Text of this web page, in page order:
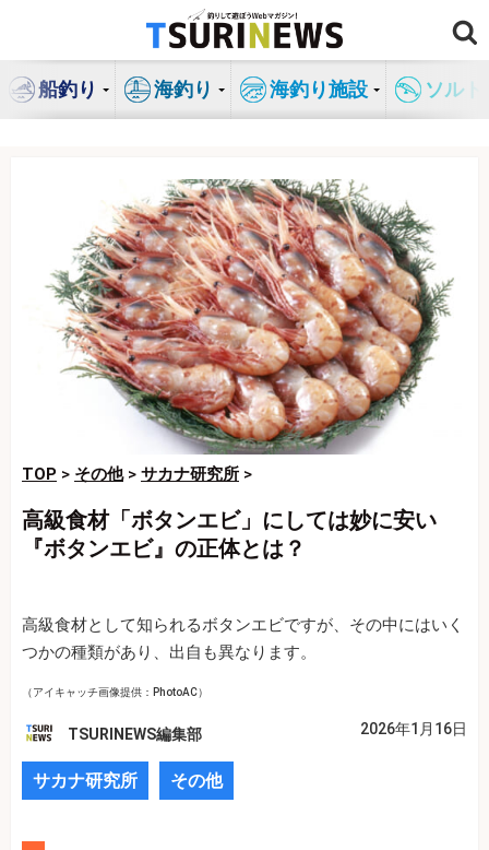
ン
船釣り 海釣り 海釣り施設 ソル
TOP > その他> サカナ研究所 >
高級食材「ボタンエビ」にしては妙に安い
『ボタンエビ』の正体とは？
高級食材として知られるボタンエビですが、その中にはいく
つかの種類があり、出自も異なります。
（アイキャッチ画像提供：PhotoAC）
TSURINEWS編集部 2026年1月16日
サカナ研究所 その他